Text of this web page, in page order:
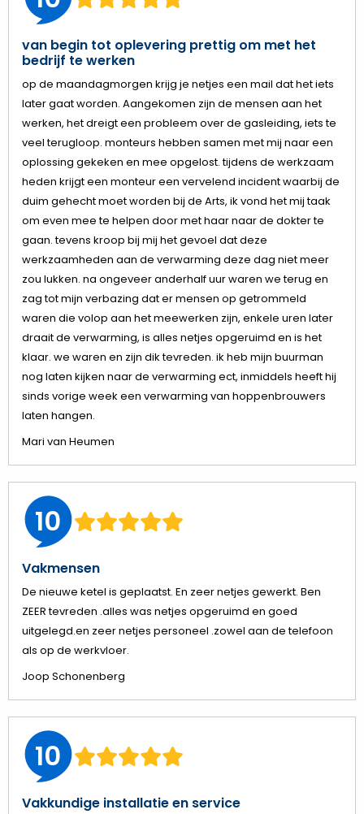
van begin tot oplevering prettig om met het
bedrijf te werken
op de maandagmorgen krijg je netjes een mail dat het iets
later gaat worden. Aangekomen zijn de mensen aan het
werken, het dreigt een probleem over de gasleiding, iets te
veel terugloop. monteurs hebben samen met mij naar een
oplossing gekeken en mee opgelost. tijdens de werkzaam
heden krijgt een monteur een vervelend incident waarbij de
duim gehecht moet worden bij de Arts, ik vond het mij taak
om even mee te helpen door met haar naar de dokter te
gaan. tevens kroop bij mij het gevoel dat deze
werkzaamheden aan de verwarming deze dag niet meer
zou lukken. na ongeveer anderhalf uur waren we terug en
zag tot mijn verbazing dat er mensen op getrommeld
waren die volop aan het meewerken zijn, enkele uren later
draait de verwarming, is alles netjes opgeruimd en is het
klaar. we waren en zijn dik tevreden. ik heb mijn buurman
nog laten kijken naar de verwarming ect, inmiddels heeft hij
sinds vorige week een verwarming van hoppenbrouwers
laten hangen.
Mari van Heumen
10
Vakmensen
De nieuwe ketel is geplaatst. En zeer netjes gewerkt. Ben
ZEER tevreden .alles was netjes opgeruimd en goed
uitgelegd.en zeer netjes personeel .zowel aan de telefoon
als op de werkvloer.
Joop Schonenberg
10
Vakkundige installatie en service